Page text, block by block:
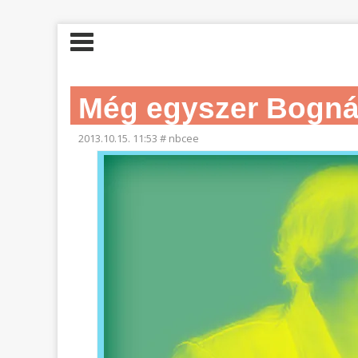
Még egyszer
2013.10.15. 11:53 # nbcee